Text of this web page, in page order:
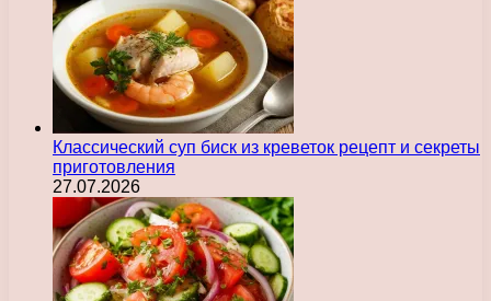
Классический суп биск из креветок рецепт и секреты
приготовления
27.07.2026